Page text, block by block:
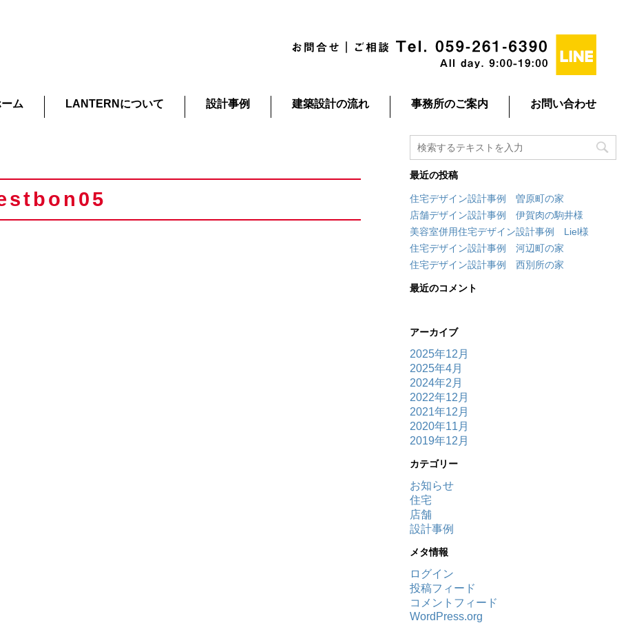
ム LANTERNについて 設計事例 建築設計の流れ 事務所のご案内 お問い合わせ
最近の投稿
住宅デザイン設計事例 曽原町の家
店舗デザイン設計事例 伊賀肉の駒井様
美容室併用住宅デザイン設計事例 Liel様
住宅デザイン設計事例 河辺町の家
住宅デザイン設計事例 西別所の家
最近のコメント
アーカイブ
2025年12月
2025年4月
2024年2月
2022年12月
2021年12月
2020年11月
2019年12月
カテゴリー
お知らせ
住宅
店舗
設計事例
メタ情報
ログイン
投稿フィード
コメントフィード
WordPress.org